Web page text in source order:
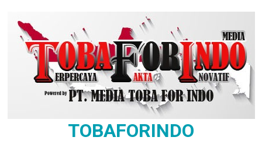
content
TOBAFORINDO